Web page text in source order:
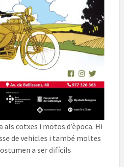
als cotxes i motos d’època. Hi
de vehicles i també moltes
a ser difícils